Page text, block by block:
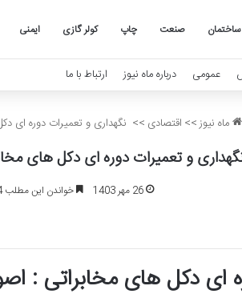
ساختمان صنعت چاپ کولر گازی ایمنی
عمومی درباره ماه نیوز ارتباط با ما
ماه نیوز>> اقتصادی >> نگهداری و تعمیرات دوره ای
و تعمیرات دوره ای دکل های
26 مهر 1403 خواندن این مطلب 4 دقیقه زمان میبرد
ای دکل های مخابراتی :